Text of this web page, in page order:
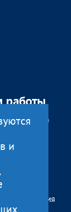
работы
— 18:00
17:00
до 14:00
Карелия
и